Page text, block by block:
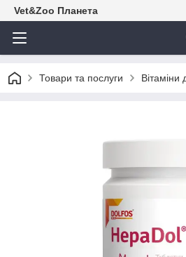
Vet&Zoo Планета
Товари та послуги Вітаміни